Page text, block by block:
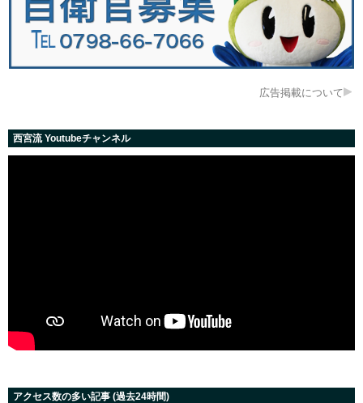
広告掲載について
西宮流 Youtubeチャンネル
アクセス数の多い記事 (過去24時間)